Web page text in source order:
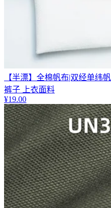
【半漂】全棉帆布|双经单纬
裤子 上衣面料
¥19.00